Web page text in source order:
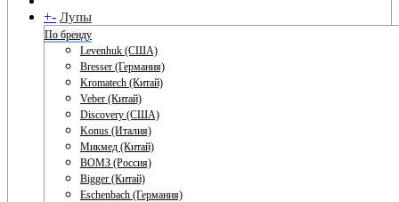
+- Лупы
По бренду
Levenhuk (США)
Bresser (Германия)
Kromatech (Китай)
Veber (Китай)
Discovery (США)
Konus (Италия)
Микмед (Китай)
ВОМЗ (Россия)
Bigger (Китай)
Eschenbach (Германия)